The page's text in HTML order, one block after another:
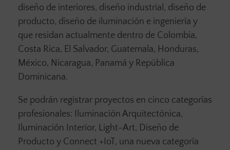
diseño de interiores, diseño industrial, diseño de
producto, diseño de iluminación e ingeniería y
que residan actualmente dentro de Colombia,
Costa Rica, El Salvador, Guatemala, Honduras,
México, Nicaragua, Panamá y República
Dominicana.
Se podrán registrar proyectos en cinco categorías
profesionales: Iluminación Arquitectónica,
Iluminación Interior, Light-Art, Diseño de
Producto y Connect +IoT, una nueva categoría